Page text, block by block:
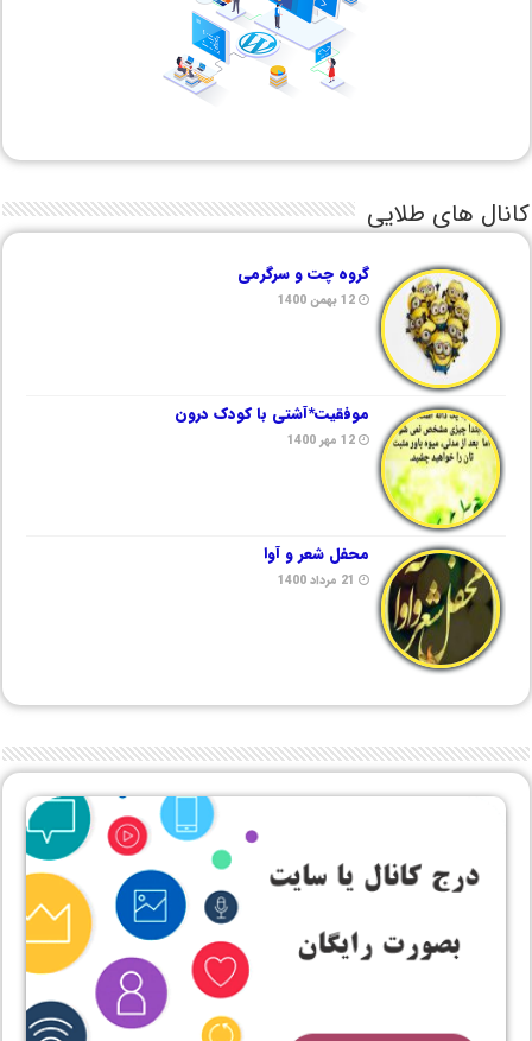
کانال های طلایی
گروه چت و سرگرمی
12 بهمن 1400
موفقیت*آشتی با کودک درون
12 مهر 1400
محفل شعر و آوا
21 مرداد 1400